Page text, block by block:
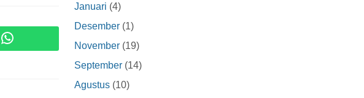
Januari (4)
Desember (1)
November (19)
September (14)
Agustus (10)